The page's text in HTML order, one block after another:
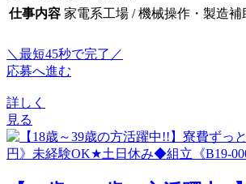
仕事内容 家電系工場 / 機械操作・製造補
＼最短45秒で完了／
応募へ進む
詳しく
見る